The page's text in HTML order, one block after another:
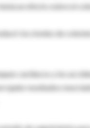
un efecto sobre el
los niveles de
cardiacos y los
resultados